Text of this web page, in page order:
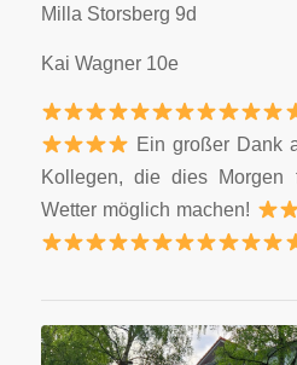
Milla Storsberg 9d
Kai Wagner 10e
Ein großer Dank
Kollegen, die dies Morgen
Wetter möglich machen!